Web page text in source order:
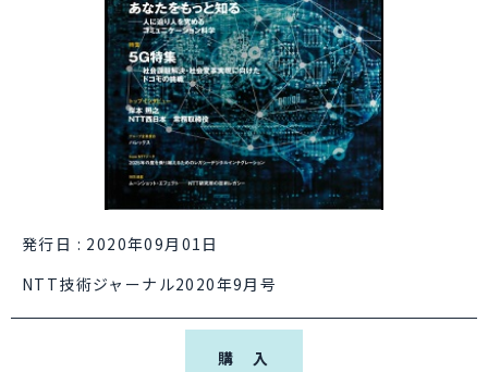
発行日 : 2020年09月01日
NTT技術ジャーナル2020年9月号
購 入